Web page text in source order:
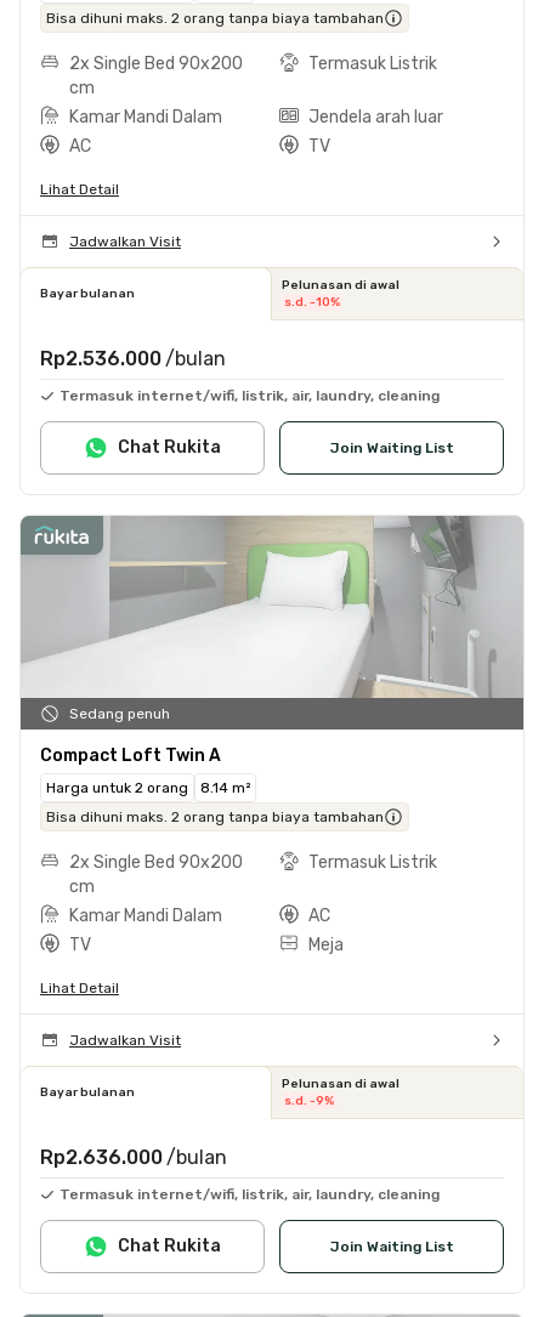
Bisa dihuni maks. 2 orang tanpa biaya tambahan
2x Single Bed 90x200
cm
Termasuk Listrik
Kamar Mandi Dalam
Jendela arah luar
AC
TV
Lihat Detail
Jadwalkan Visit
Bayar bulanan
Pelunasan di awal
s.d. -10%
Rp2.536.000 /bulan
Termasuk internet/wifi, listrik, air, laundry, cleaning
Join Waiting List
Chat Rukita
Sedang penuh
Compact Loft Twin A
Harga untuk 2 orang
8.14 m²
Bisa dihuni maks. 2 orang tanpa biaya tambahan
2x Single Bed 90x200
cm
Termasuk Listrik
Kamar Mandi Dalam
AC
TV
Meja
Lihat Detail
Jadwalkan Visit
Bayar bulanan
Pelunasan di awal
s.d. -9%
Rp2.636.000 /bulan
Termasuk internet/wifi, listrik, air, laundry, cleaning
Join Waiting List
Chat Rukita